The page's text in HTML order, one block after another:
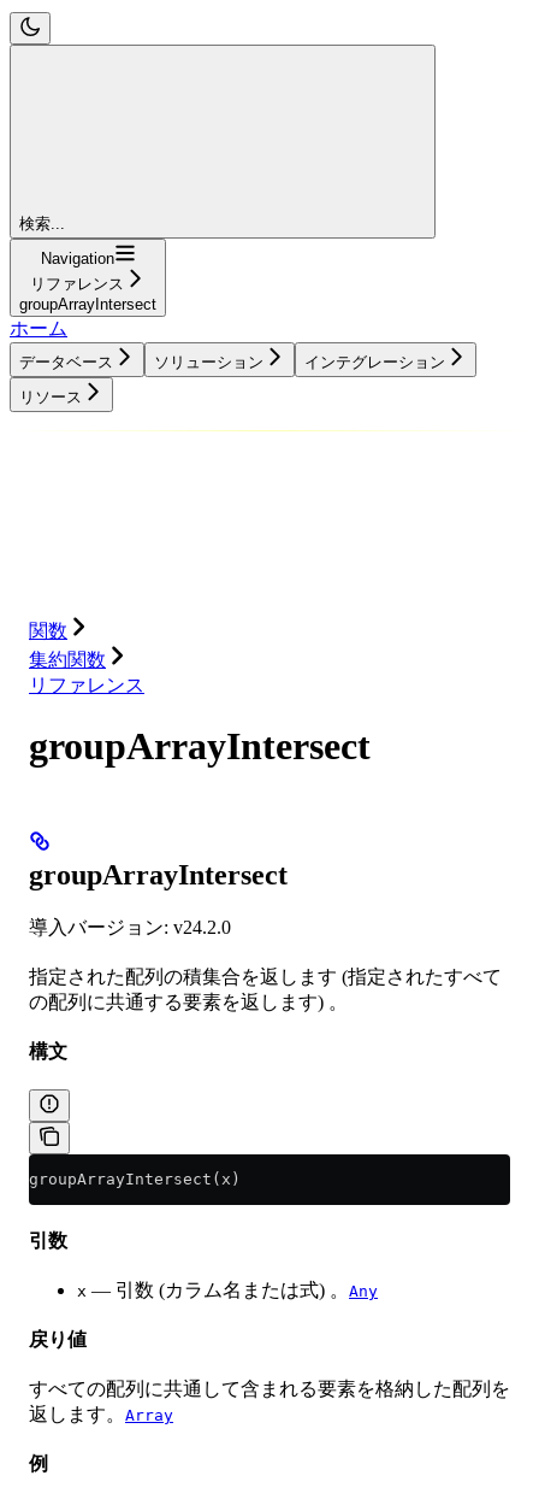
検索...
Navigation
リファレンス
groupArrayIntersect
ホーム
データベース ソリューション
インテグレーション
リソース
関数
集約関数
リファレンス
groupArrayIntersect
groupArrayIntersect
導入バージョン: v24.2.0
指定された配列の積集合を返します (指定されたすべて
の配列に共通する要素を返します) 。
構文
groupArrayIntersect(x)
引数
x — 引数 (カラム名または式) 。 Any
戻り値
すべての配列に共通して含まれる要素を格納した配列を
返します。 Array
例